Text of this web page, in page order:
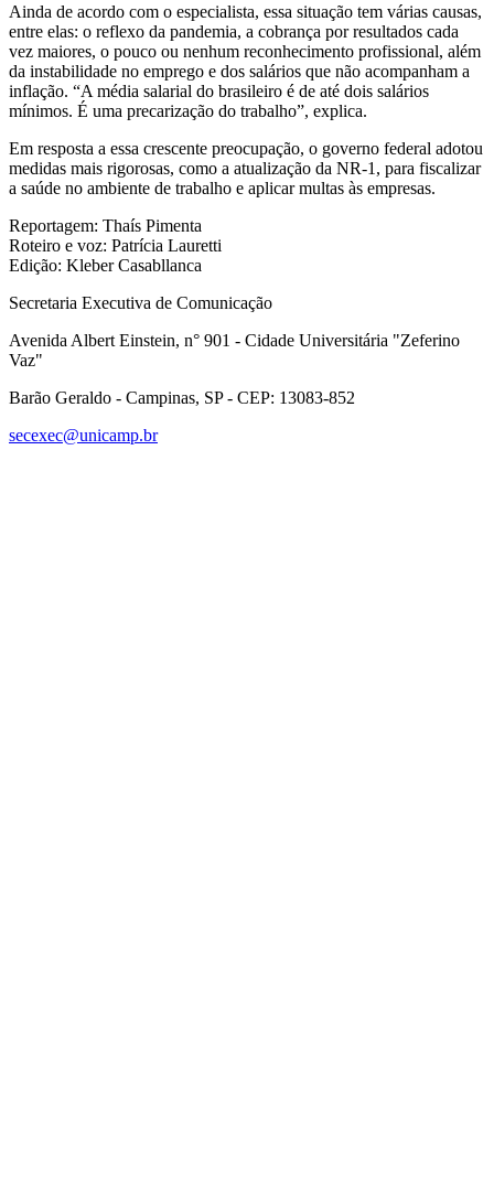
Ainda de acordo com o especialista, essa situação tem várias causas,
entre elas: o reflexo da pandemia, a cobrança por resultados cada
vez maiores, o pouco ou nenhum reconhecimento profissional, além
da instabilidade no emprego e dos salários que não acompanham a
inflação. “A média salarial do brasileiro é de até dois salários
mínimos. É uma precarização do trabalho”, explica.
Em resposta a essa crescente preocupação, o governo federal adotou
medidas mais rigorosas, como a atualização da NR-1, para fiscalizar
a saúde no ambiente de trabalho e aplicar multas às empresas.
Reportagem: Thaís Pimenta
Roteiro e voz: Patrícia Lauretti
Edição: Kleber Casabllanca
Secretaria Executiva de Comunicação
Avenida Albert Einstein, n° 901 - Cidade Universitária "Zeferino
Vaz"
Barão Geraldo - Campinas, SP - CEP: 13083-852
secexec@unicamp.br